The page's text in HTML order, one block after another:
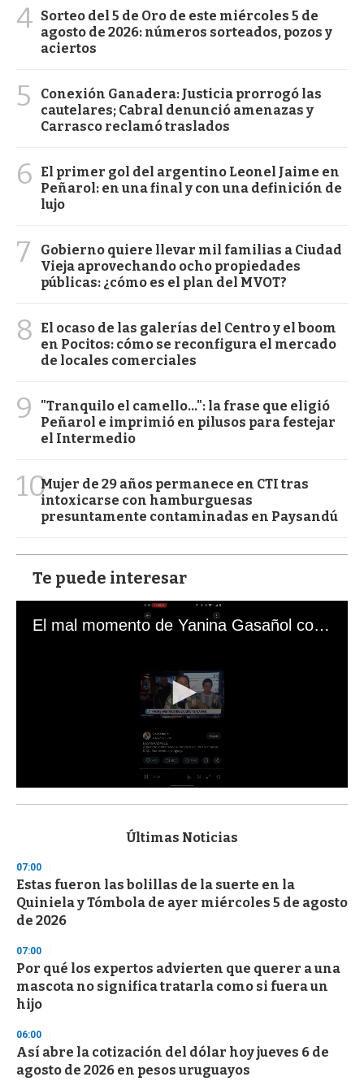
4 Sorteo del 5 de Oro de este miércoles 5 de
agosto de 2026: números sorteados, pozos y
aciertos
5
Conexión Ganadera: Justicia prorrogó las
cautelares; Cabral denunció amenazas y
Carrasco reclamó traslados
6
El primer gol del argentino Leonel Jaime en
Peñarol: en una final y con una definición de
lujo
7
Gobierno quiere llevar mil familias a Ciudad
Vieja aprovechando ocho propiedades
públicas: ¿cómo es el plan del MVOT?
8
El ocaso de las galerías del Centro y el boom
en Pocitos: cómo se reconfigura el mercado
de locales comerciales
9
"Tranquilo el camello...": la frase que eligió
Peñarol e imprimió en pilusos para festejar
el Intermedio
10Mujer de 29 años permanece en CTI tras
intoxicarse con hamburguesas
presuntamente contaminadas en Paysandú
Te puede interesar
El mal momento de Yanina Gasañol con un hincha argentino en "Subrayado"
s
d
s
o
f
3
s
e
c
o
n
Últimas Noticias
07:00
Estas fueron las bolillas de la suerte en la
Quiniela y Tómbola de ayer miércoles 5 de agosto
de 2026
07:00
Por qué los expertos advierten que querer a una
mascota no significa tratarla como si fuera un
hijo
06:00
Así abre la cotización del dólar hoy jueves 6 de
agosto de 2026 en pesos uruguayos